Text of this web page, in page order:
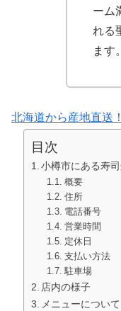
ーム
れる
ます。
北海道から産地直送
目次
小樽市にある寿
概要
住所
電話番号
営業時間
定休日
支払い方法
駐車場
店内の様子
メニューについて